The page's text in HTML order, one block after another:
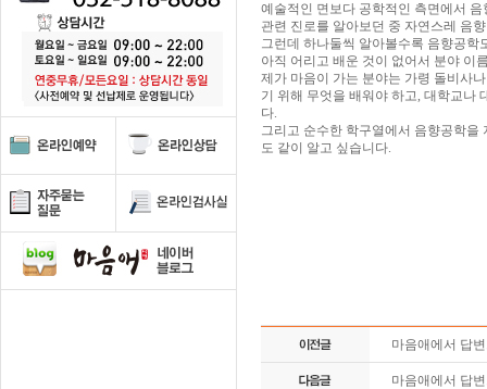
예술적인 면보다 공학적인 측면에서
관련 진로를 알아보던 중 자연스레 음
그런데 하나둘씩 알아볼수록 음향공학
아직 어리고 배운 것이 없어서 분야 이
제가 마음이 가는 분야는 가령 돌비사
기 위해 무엇을 배워야 하고, 대학교나
다.
그리고 순수한 학구열에서 음향공학
도 같이 알고 싶습니다.
마음애에서 답
마음애에서 답